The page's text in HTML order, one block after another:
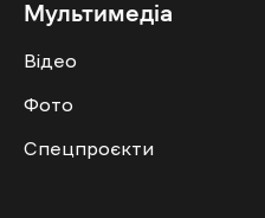
Мультимедіа
Відео
Фото
Спецпроєкти